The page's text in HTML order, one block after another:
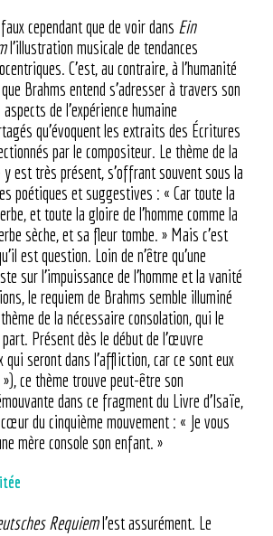
cependant que de voir dans Ein
l’illustration musicale de tendances
C’est, au contraire, à l’humanité
Brahms entend s’adresser à travers son
de l’expérience humaine
qu’évoquent les extraits des Écritures
par le compositeur. Le thème de la
y est très présent, s’offrant souvent sous la
poétiques et suggestives : « Car toute la
et toute la gloire de l’homme comme la
sèche, et sa fleur tombe. » Mais c’est
est question. Loin de n’être qu’une
sur l’impuissance de l’homme et la vanité
le requiem de Brahms semble illuminé
de la nécessaire consolation, qui le
Présent dès le début de l’œuvre
qui seront dans l’affliction, car ce sont eux
ce thème trouve peut-être son
dans ce fragment du Livre d’Isaïe,
du cinquième mouvement : « Je vous
mère console son enfant. »
Requieml’est assurément. Le